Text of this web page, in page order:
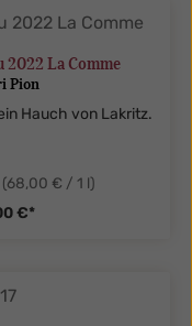
2022 La Comme
Pion
Hauch von Lakritz.
(68,00 € / 1 l)
€*